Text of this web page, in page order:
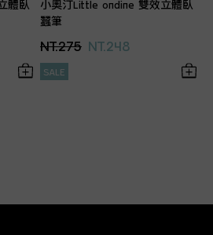
體臥
小奧汀Little ondine 雙效立體臥
蠶筆
NT.275 NT.248
SALE